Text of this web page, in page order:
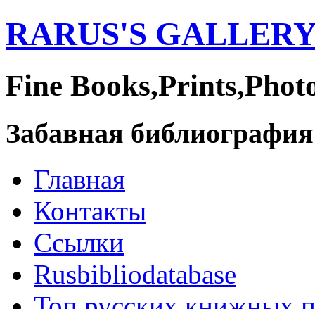
RARUS'S
Fine
Забавная библиография
Главная
Контакты
Ссылки
Rusbibliodatabase